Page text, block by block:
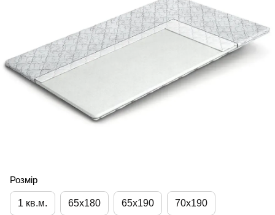
Розмір
1 кв.м. 65х180 65х190 70х190